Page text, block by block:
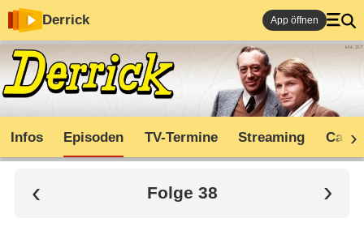
Derrick App öffnen
Infos Episoden TV-Termine Streaming Cast
Folge 38